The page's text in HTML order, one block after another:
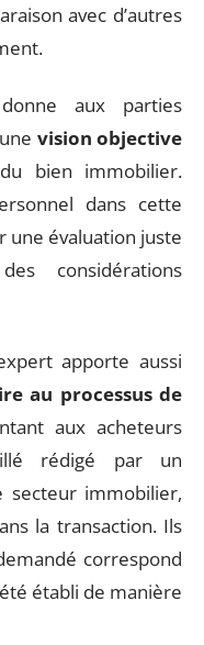
avec d’autres
aux parties
vision objective
bien immobilier.
dans cette
évaluation juste
considérations
apporte aussi
au processus de
aux acheteurs
rédigé par un
secteur immobilier,
la transaction. Ils
correspond
établi de manière